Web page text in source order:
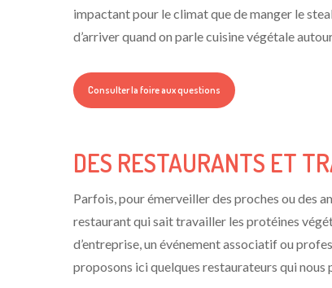
impactant pour le climat que de manger le
d’arriver quand on parle cuisine végétale
Consulter la foire aux questions
DES RESTAURANTS ET
Parfois, pour émerveiller des proches ou des
restaurant qui sait travailler les protéines
d’entreprise, un événement associatif ou
proposons ici quelques restaurateurs qui nous